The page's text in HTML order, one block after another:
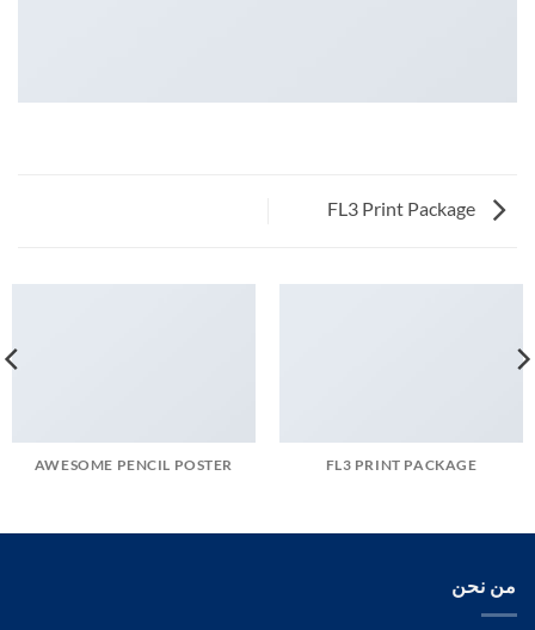
FL3 PRINT PACKAGE
AWESOME PENCIL POSTER
من نحن